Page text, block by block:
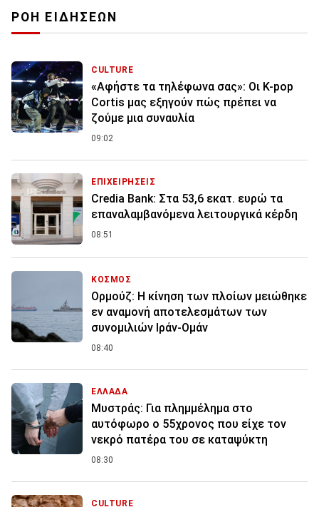
ΡΟΗ ΕΙΔΗΣΕΩΝ
CULTURE
«Αφήστε τα τηλέφωνα σας»: Οι K-pop
Cortis μας εξηγούν πώς πρέπει να
ζούμε μια συναυλία
09:02
ΕΠΙΧΕΙΡΗΣΕΙΣ
Credia Bank: Στα 53,6 εκατ. ευρώ τα
επαναλαμβανόμενα λειτουργικά κέρδη
08:51
ΚΟΣΜΟΣ
Ορμούζ: Η κίνηση των πλοίων μειώθηκε
εν αναμονή αποτελεσμάτων των
συνομιλιών Ιράν-Ομάν
08:40
ΕΛΛΑΔΑ
Μυστράς: Για πλημμέλημα στο
αυτόφωρο ο 55χρονος που είχε τον
νεκρό πατέρα του σε καταψύκτη
08:30
CULTURE